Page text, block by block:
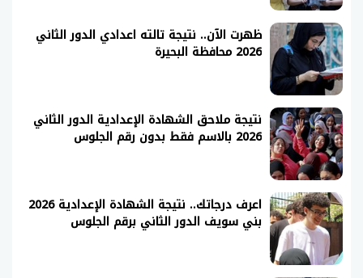
ظهرت الآن.. نتيجة تالته اعدادي الدور الثاني
2026 محافظة البحيرة
نتيجة ملاحق الشهادة الإعدادية الدور الثاني
2026 بالاسم فقط بدون رقم الجلوس
اعرف درجاتك.. نتيجة الشهادة الإعدادية 2026
بني سويف الدور الثاني برقم الجلوس